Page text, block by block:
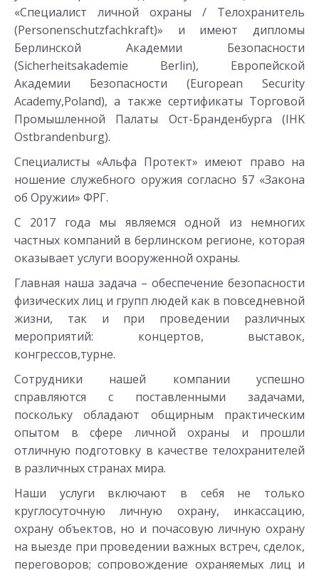
«Специалист личной охраны / Телохранитель
(Personenschutzfachkraft)» и имеют дипломы
Берлинской Академии Безопасности
(Sicherheitsakademie Berlin), Европейской
Академии Безопасности (European Security
Academy,Poland), а также сертификаты Торговой
Промышленной Палаты Ост-Бранденбурга (IHK
Ostbrandenburg).
Специалисты «Альфа Протект» имеют право на
ношение служебного оружия согласно §7 «Закона
об Оружии» ФРГ.
С 2017 года мы являемся одной из немногих
частных компаний в берлинском регионе, которая
оказывает услуги вооруженной охраны.
Главная наша задача – обеспечение безопасности
физических лиц и групп людей как в повседневной
жизни, так и при проведении различных
мероприятий: концертов, выставок,
конгрессов,турне.
Сотрудники нашей компании успешно
справляются с поставленными задачами,
поскольку обладают общирным практическим
опытом в сфере личной охраны и прошли
отличную подготовку в качестве телохранителей
в различных странах мира.
Наши услуги включают в себя не только
круглосуточную личную охрану, инкассацию,
охрану объектов, но и почасовую личную охрану
на выезде при проведении важных встреч, сделок,
переговоров; сопровождение охраняемых лиц и